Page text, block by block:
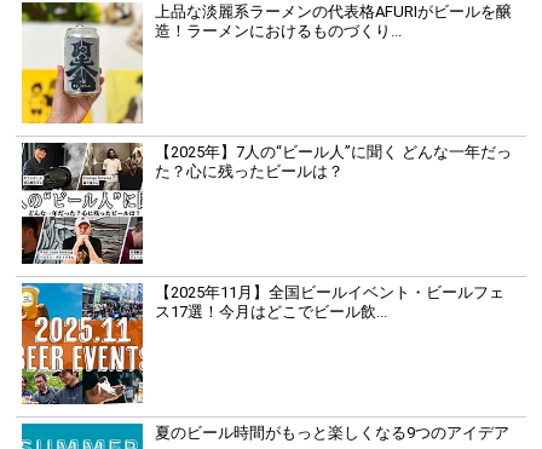
上品な淡麗系ラーメンの代表格AFURIがビールを醸
造！ラーメンにおけるものづくり...
【2025年】7人の“ビール人”に聞く どんな一年だっ
た？心に残ったビールは？
【2025年11月】全国ビールイベント・ビールフェ
ス17選！今月はどこでビール飲...
夏のビール時間がもっと楽しくなる9つのアイデア